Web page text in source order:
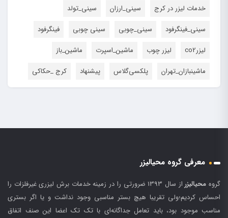
خدمات لیزر در کرج
سینی_ارزان
سینی_تولد
سینی_فینگرفود
سینی_چوبی سینی چوبی
فینگرفود
لیزرco2
لیزر چوب ماشین_اسپرت
ماشین_باز
ماشینبازان_تهران
پلکسی‌گلاس پیشنهاد کرج _حکاکی
معرفی گروه محیالیزر
گروه محیالیزر
از سال 1393 ضرورتی را در زمینه خدمات برش لیزری غیرفلزات را
احساس کردیم؛ولی تقریبا هیچ بستر مناسبی وجود نداشت و یا اگر بستری
مناسب موجود بود، باید تعامل جداگانه‌ای با تک تک اعضا این صنف اتفاق